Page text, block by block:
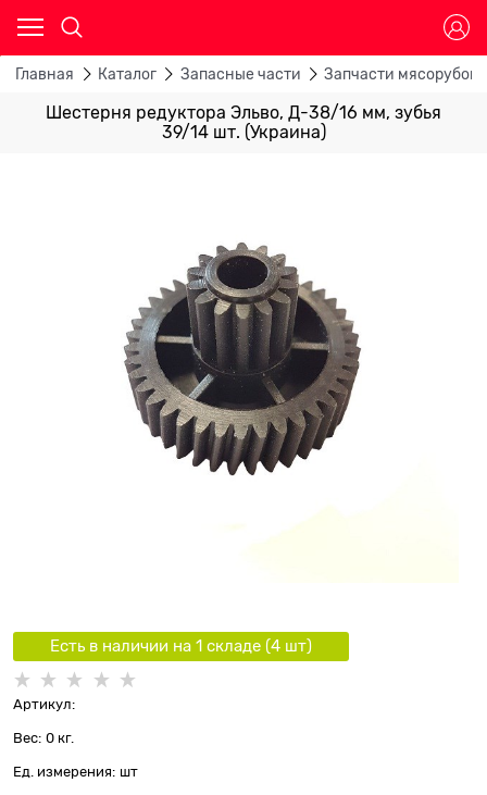
Главная Каталог Запасные части Запчасти мясорубок
Шестерня редуктора Эльво, Д-38/16 мм, зубья
39/14 шт. (Украина)
Есть в наличии на 1 складe (4шт)
Артикул:
Вес: 0 кг.
Ед. измерения: шт